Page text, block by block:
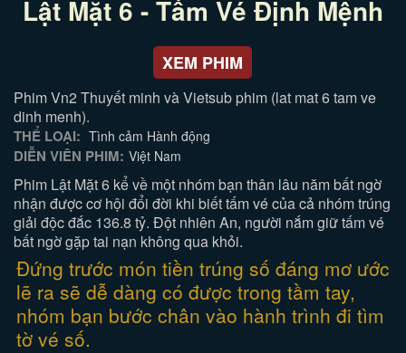
Lật Mặt 6 - Tấm Vé Định Mệnh
XEM PHIM
Phim Vn2 Thuyết minh và Vietsub phim (lat mat 6 tam ve
dinh menh).
THỂ LOẠI: Tình cảm Hành động
DIỄN VIÊN PHIM: Việt Nam
Phim Lật Mặt 6 kể về một nhóm bạn thân lâu năm bất ngờ
nhận được cơ hội đổi đời khi biết tấm vé của cả nhóm trúng
giải độc đắc 136.8 tỷ. Đột nhiên An, người nắm giữ tấm vé
bất ngờ gặp tai nạn không qua khỏi.
Đứng trước món tiền trúng số đáng mơ ước
lẽ ra sẽ dễ dàng có được trong tầm tay,
nhóm bạn bước chân vào hành trình đi tìm
tờ vé số.